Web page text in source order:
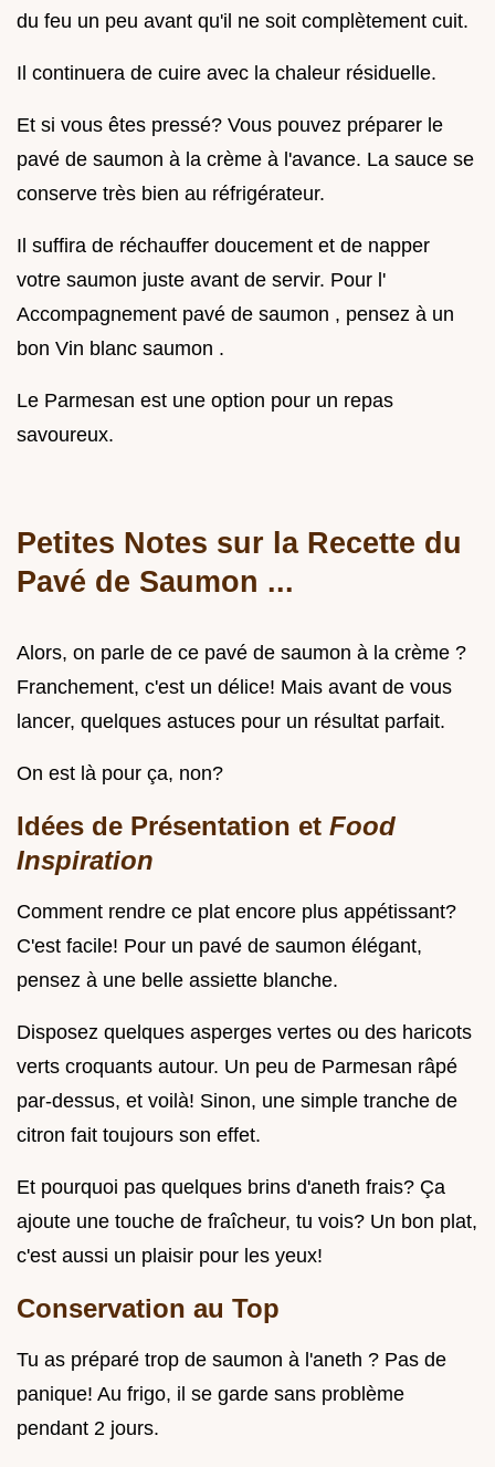
du feu un peu avant qu'il ne soit complètement cuit.
Il continuera de cuire avec la chaleur résiduelle.
Et si vous êtes pressé? Vous pouvez préparer le
pavé de saumon à la crème à l'avance. La sauce se
conserve très bien au réfrigérateur.
Il suffira de réchauffer doucement et de napper
votre saumon juste avant de servir. Pour l'
Accompagnement pavé de saumon , pensez à un
bon Vin blanc saumon .
Le Parmesan est une option pour un repas
savoureux.
Petites Notes sur la Recette du
Pavé de Saumon ...
Alors, on parle de ce pavé de saumon à la crème ?
Franchement, c'est un délice! Mais avant de vous
lancer, quelques astuces pour un résultat parfait.
On est là pour ça, non?
Idées de Présentation et Food
Inspiration
Comment rendre ce plat encore plus appétissant?
C'est facile! Pour un pavé de saumon élégant,
pensez à une belle assiette blanche.
Disposez quelques asperges vertes ou des haricots
verts croquants autour. Un peu de Parmesan râpé
par-dessus, et voilà! Sinon, une simple tranche de
citron fait toujours son effet.
Et pourquoi pas quelques brins d'aneth frais? Ça
ajoute une touche de fraîcheur, tu vois? Un bon plat,
c'est aussi un plaisir pour les yeux!
Conservation au Top
Tu as préparé trop de saumon à l'aneth ? Pas de
panique! Au frigo, il se garde sans problème
pendant 2 jours.